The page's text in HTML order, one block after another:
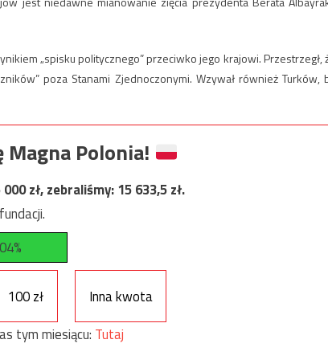
„spisku politycznego” przeciwko jego krajowi. Przestrzegł,
poza Stanami Zjednoczonymi. Wzywał również Turków,
Polonia!
000zł, zebraliśmy:15 633,5zł.
100 zł
Inna kwota
tym miesiącu: Tutaj